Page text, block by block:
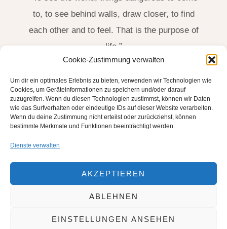
Cookie-Zustimmung verwalten
Um dir ein optimales Erlebnis zu bieten, verwenden wir Technologien wie
Cookies, um Geräteinformationen zu speichern und/oder darauf
zuzugreifen. Wenn du diesen Technologien zustimmst, können wir Daten
wie das Surfverhalten oder eindeutige IDs auf dieser Website verarbeiten.
Wenn du deine Zustimmung nicht erteilst oder zurückziehst, können
bestimmte Merkmale und Funktionen beeinträchtigt werden.
Dienste verwalten
AKZEPTIEREN
ABLEHNEN
EINSTELLUNGEN ANSEHEN
to, to see behind walls, draw closer, to find
each other and to feel. That is the purpose of
life.”
(1894-1961)